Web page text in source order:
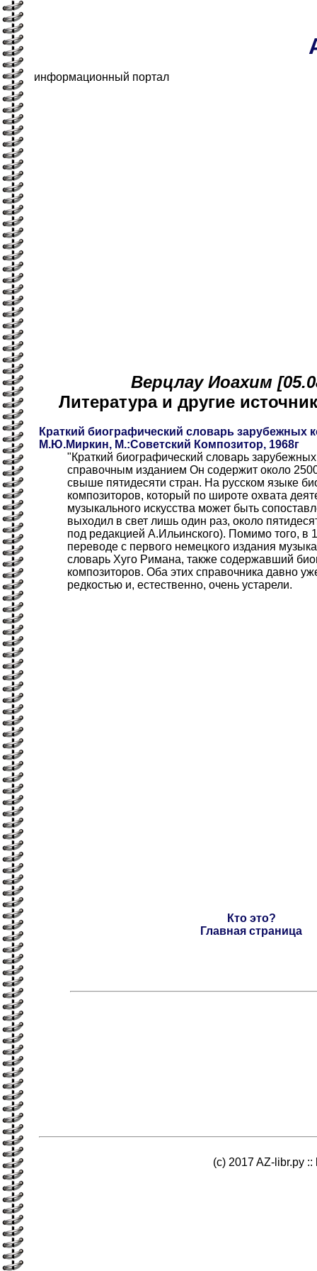
информационный портал
Верцлау Иоахим
Литература и другие
Краткий биографический словарь зарубежных
М.Ю.Миркин, М.:Советский Композитор, 1968г
"Краткий биографический словарь
справочным изданием Он содержит около
свыше пятидесяти стран. На русском языке
композиторов, который по широте охвата
музыкального искусства может быть
выходил в свет лишь один раз, около
под редакцией А.Ильинского). Помимо того, в
переводе с первого немецкого издания
словарь Хуго Римана, также содержавший
композиторов. Оба этих справочника давно
редкостью и, естественно, очень устарели.
Кто это?
Главная страница
(c) 2017 AZ-libr.ру ::